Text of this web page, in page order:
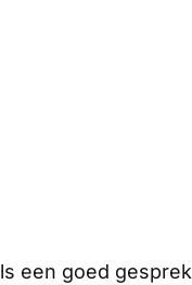
een goed